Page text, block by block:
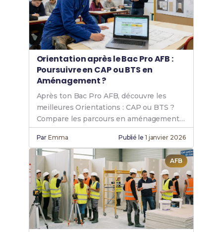
Orientation après le Bac Pro AFB :
Poursuivre en CAP ou BTS en
Aménagement ?
Après ton Bac Pro AFB, découvre les
meilleures Orientations : CAP ou BTS ?
Compare les parcours en aménagement
et finition du bâtiment.
ParEmma Publié le 1 janvier 2026
AFB